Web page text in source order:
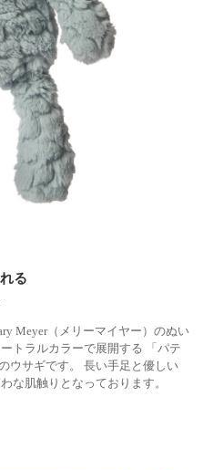
る
Meyer（メリーマイヤー）のぬい
トラルカラーで展開する 「パテ
ウサギです。 長い手足と優しい
な肌触りとなっております。